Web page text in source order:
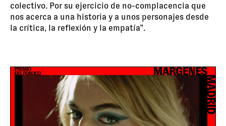
colectivo. Por su ejercicio de no-complacencia que
nos acerca a una historia y a unos personajes desde
la crítica, la reflexión y la empatía”.